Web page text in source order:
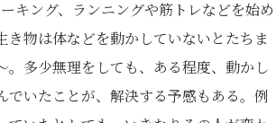
キング、ランニングや筋トレなどを始め
物は体などを動かしていないとたちま
多少無理をしても、ある程度、動かし
いたことが、解決する予感もある。例